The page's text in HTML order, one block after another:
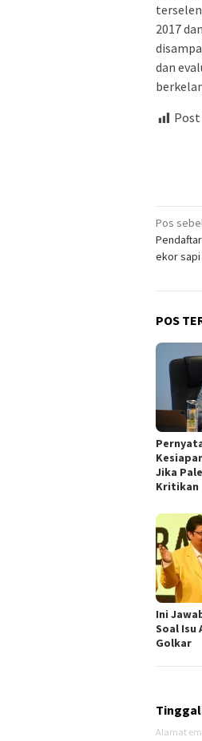
2017
dan
Post
pos
Pos
ekor sapi
POS
Jika
Kritikan
Ini
Soal Isu
Golkar
Alamat